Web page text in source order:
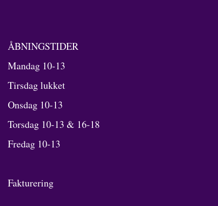
ÅBNINGSTIDER
Mandag 10-13
Tirsdag lukket
Onsdag 10-13
Torsdag 10-13 & 16-18
Fredag 10-13
Fakturering